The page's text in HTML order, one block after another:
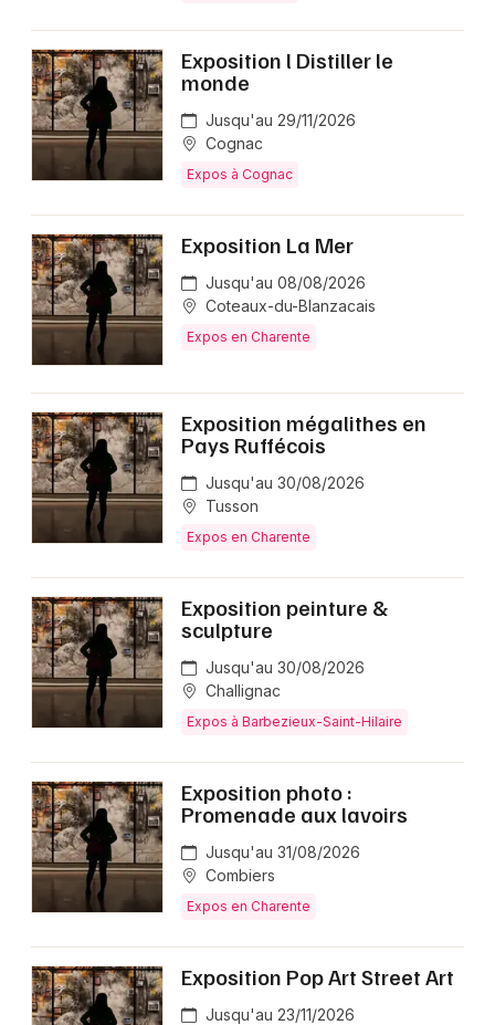
Exposition l Distiller le
monde
Jusqu'au 29/11/2026
Cognac
Expos à Cognac
Exposition La Mer
Jusqu'au 08/08/2026
Coteaux-du-Blanzacais
Expos en Charente
Exposition mégalithes en
Pays Ruffécois
Jusqu'au 30/08/2026
Tusson
Expos en Charente
Exposition peinture &
sculpture
Jusqu'au 30/08/2026
Challignac
Expos à Barbezieux-Saint-Hilaire
Exposition photo :
Promenade aux lavoirs
Jusqu'au 31/08/2026
Combiers
Expos en Charente
Exposition Pop Art Street Art
Jusqu'au 23/11/2026